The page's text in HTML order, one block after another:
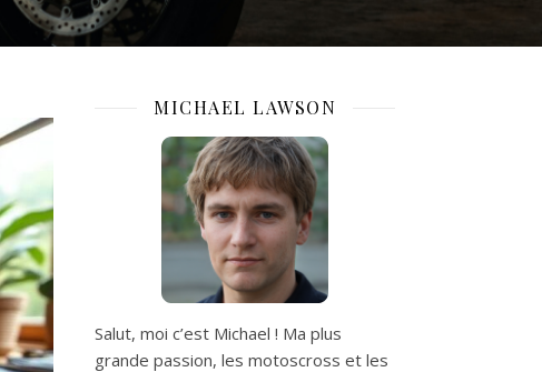
MICHAEL LAWSON
Salut, moi c’est Michael ! Ma plus
grande passion, les motoscross et les